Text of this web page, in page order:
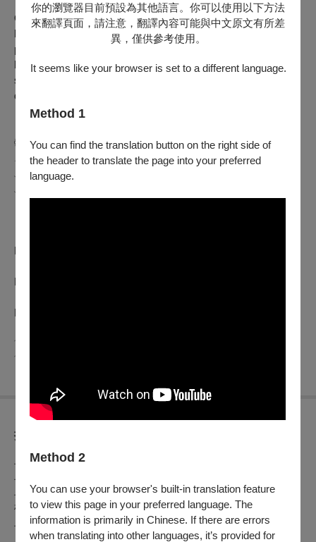
你的瀏覽器目前預設為其他語言。你可以使用以下方法
來翻譯頁面，請注意，翻譯內容可能與中文原文有所差
異，僅供參考使用。
It seems like your browser is set to a different language.
Method 1
You can find the translation button on the right side of
the header to translate the page into your preferred
language.
Method 2
You can use your browser's built-in translation feature
to view this page in your preferred language. The
information is primarily in Chinese. If there are errors
when translating into other languages, it’s provided for
Once little league teammates, Neil and Brian reunite 10 years
later as opposites—one a charismatic hustler, the other a
paranoid recluse obsessed with the idea that he was abducted
by a UFO. When their paths collide, buried secrets surface,
sending them on a dark and unsettling journey of self-
discovery.
𓊆⬳2026第28屆台北電影節⬳𓊇
𓂃𓂃𝒯𝒶𝒾𝓅𝑒𝒾𝐹𝒾𝓁𝓂𝐹𝑒𝓈𝓉𝒾v𝒶𝓁𓂃𓂃
﹏﹏﹏﹏﹏﹏﹏﹏﹏﹏﹏﹏﹏﹏﹏﹏﹏﹏﹏﹏﹏﹏﹏﹏﹏﹏﹏
﹏﹏﹏
http://www.taipeiff.taipei
https://www.instagram.com/taipeiff
https://www.facebook.com/TaipeiFilmFestival
﹋﹋﹋﹋﹋﹋﹋﹋﹋﹋﹋﹋﹋﹋﹋﹋﹋﹋﹋﹋﹋﹋﹋﹋﹋﹋﹋
﹋﹋﹋
折扣方案
早鳥票券
早鳥票：每張200元
早鳥日場票：每張160元
敬老愛心票：每張125元
早鳥票銷售期間：6/14（日）12：00起至6/25（四）23：59止